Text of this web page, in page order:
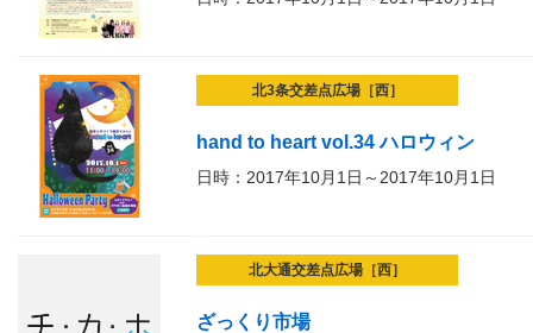
北3条交差点広場［西］
hand to heart vol.34 ハロウィン
日時：2017年10月1日～2017年10月1日
北大通交差点広場［西］
ざっくり市場